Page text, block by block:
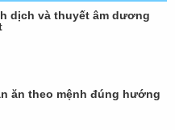
dịch và thuyết âm dương
ăn theo mệnh đúng hướng